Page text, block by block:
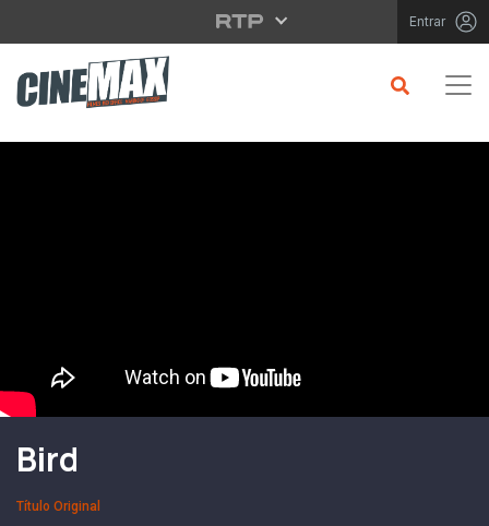
Saltar para o conteúdo principal Entrar
Filme em Cartaz
Bird
Título Original